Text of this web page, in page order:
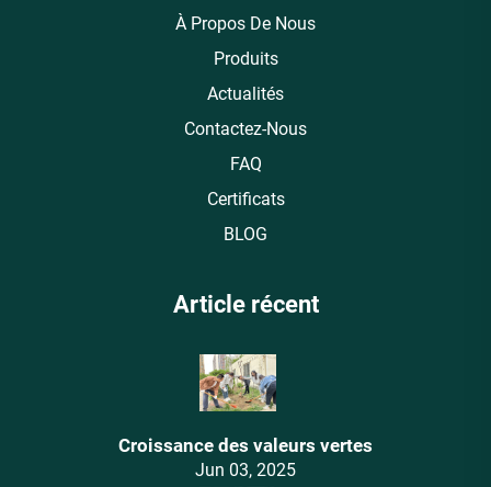
À Propos De Nous
Produits
Actualités
Contactez-Nous
FAQ
Certificats
BLOG
Article récent
Croissance des valeurs vertes
Jun 03, 2025